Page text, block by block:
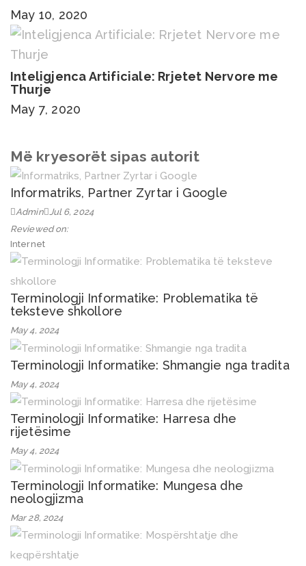
May 10, 2020
Inteligjenca Artificiale: Rrjetet Nervore me
Thurje
May 7, 2020
Më kryesorët sipas autorit
Informatriks, Partner Zyrtar i Google
Admin Jul 6, 2024
Reviewed on:
Internet
Terminologji Informatike: Problematika të
teksteve shkollore
May 4, 2024
Terminologji Informatike: Shmangie nga tradita
May 4, 2024
Terminologji Informatike: Harresa dhe
rijetësime
May 4, 2024
Terminologji Informatike: Mungesa dhe
neologjizma
Mar 28, 2024